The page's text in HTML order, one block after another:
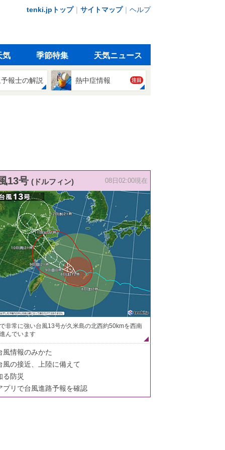
tenki.jpトップ｜ サイトマップ｜ ヘルプ
気 季節特集 天気ニュース
報士の解説 熱中症情報 注目
13号 (ドルフィン) 08日02:00現在
非常に強い台風13号が久米島の北西約50kmを西南
んでいます
風情報のみかた
風の接近、上陸に備えて
る防災
プリで台風進路予報を確認